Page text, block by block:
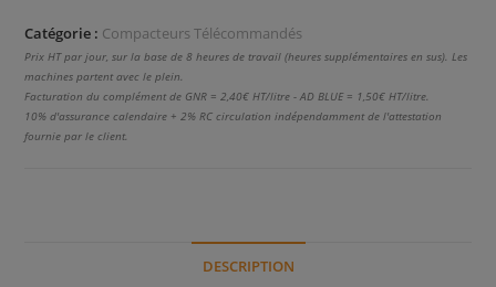
3
Catégorie : Compacteurs Télécommandés
Prix HT par jour, sur la base de 8 heures de travail (heures supplémentaires en sus). Les
machines partent avec le plein.
Facturation du complément de GNR = 2,40€ HT/litre - AD BLUE = 1,50€ HT/litre.
10% d'assurance calendaire + 2% RC circulation indépendamment de l'attestation
fournie par le client.
DESCRIPTION